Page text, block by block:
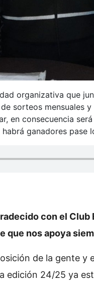
organizativa que
sorteos mensuales
en consecuencia
ganadores pase
con el Club
que nos apoya
de la gente y
edición 24/25 ya